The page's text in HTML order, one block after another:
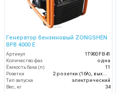
Генератор бензиновый ZONGSHEN
BPB 4000 E
Артикул
1T90DFB41
Количество фаз
одна
Ёмкость бака (л)
11
Розетки
Тип запуска
электрический
Вес, кг
34